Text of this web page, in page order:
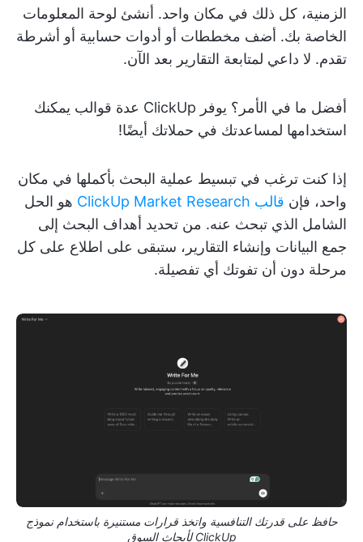
الزمنية، كل ذلك في مكان واحد. أنشئ لوحة المعلومات
الخاصة بك. أضف مخططات أو أدوات حسابية أو أشرطة
تقدم. لا داعي لمتابعة التقارير بعد الآن.
أفضل ما في الأمر؟ يوفر ClickUp عدة قوالب يمكنك
استخدامها لمساعدتك في حملاتك أيضًا!
إذا كنت ترغب في تبسيط عملية البحث بأكملها في مكان
واحد، فإن قالب ClickUp Market Research
هو الحل
الشامل الذي تبحث عنه. من تحديد أهداف البحث إلى
جمع البيانات وإنشاء التقارير، ستبقى على اطلاع على كل
مرحلة دون أن تفوتك أي تفصيلة.
حافظ على قدرتك التنافسية واتخذ قرارات مستنيرة باستخدام نموذج
ClickUp لأبحاث السوق